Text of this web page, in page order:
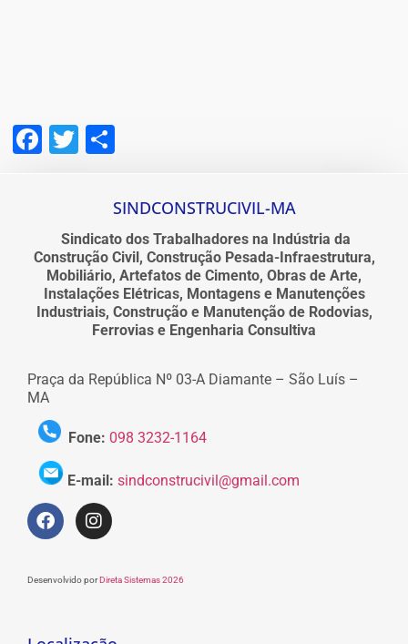
Facebook
Twitter
SINDCONSTRUCIVIL-MA
Sindicato dos Trabalhadores na Indústria da
Construção Civil, Construção Pesada-Infraestrutura,
Mobiliário, Artefatos de Cimento, Obras de Arte,
Instalações Elétricas, Montagens e Manutenções
Industriais, Construção e Manutenção de Rodovias,
Ferrovias e Engenharia Consultiva
Praça da República Nº 03-A Diamante – São Luís –
MA
Fone: 098 3232-1164
E-mail: sindconstrucivil@gmail.com
Desenvolvido porDireta Sistemas 2026